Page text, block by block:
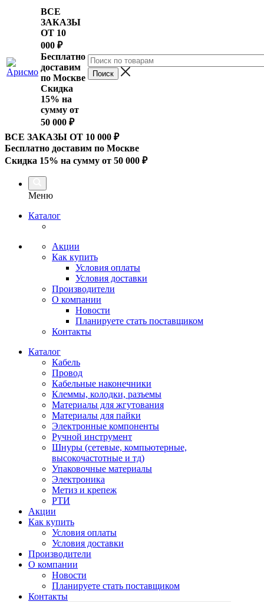
ВСЕ
ЗАКАЗЫ
ОТ 10
000 ₽
Бесплатно
доставим
по Москве
Скидка
15% на
сумму от
50 000 ₽
ВСЕ ЗАКАЗЫ ОТ 10 000 ₽
Бесплатно доставим по Москве
Скидка 15% на сумму от 50 000 ₽
Меню
Каталог
Акции
Как купить
Условия оплаты
Условия доставки
Производители
О компании
Новости
Планируете стать поставщиком
Контакты
Каталог
Кабель
Провод
Кабельные наконечники
Клеммы, колодки, разъемы
Материалы для жгутования
Материалы для пайки
Электронные компоненты
Ручной инструмент
Шнуры (сетевые, компьютерные,
высокочастотные и тд)
Упаковочные материалы
Электроника
Метиз и крепеж
РТИ
Акции
Как купить
Условия оплаты
Условия доставки
Производители
О компании
Новости
Планируете стать поставщиком
Контакты